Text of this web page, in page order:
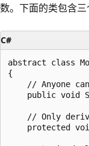
数。下面的类包含三
C#
abstract class
{
// Anyone
public void
// Only
protected